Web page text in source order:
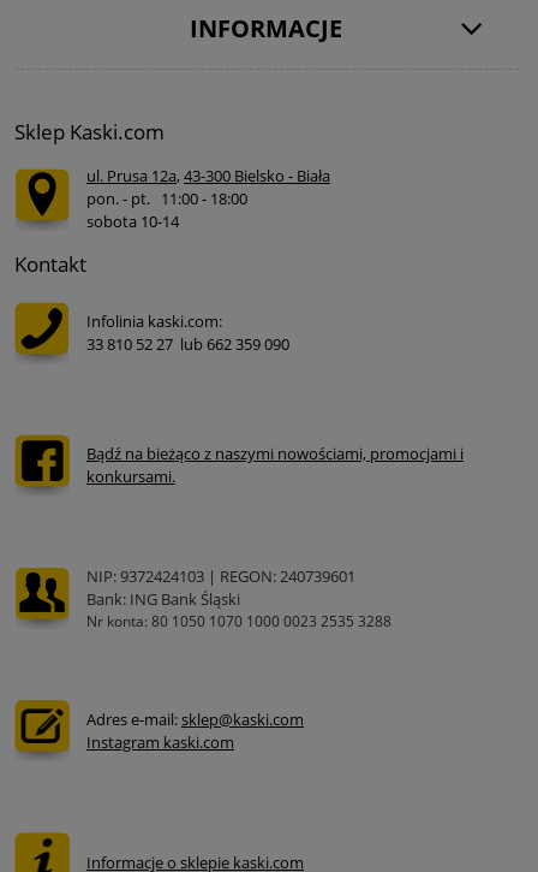
INFORMACJE
Sklep Kaski.com
ul. Prusa 12a, 43-300 Bielsko - Biała
pon. - pt. 11:00 - 18:00
sobota 10-14
Kontakt
Infolinia kaski.com:
33 810 52 27 lub 662 359 090
Bądź na bieżąco z naszymi nowościami, promocjami i
konkursami.
NIP: 9372424103 | REGON: 240739601
Bank: ING Bank Śląski
Nr konta: 80 1050 1070 1000 0023 2535 3288
Adres e-mail:sklep@kaski.com
Instagram kaski.com
Informacje o sklepie kaski.com